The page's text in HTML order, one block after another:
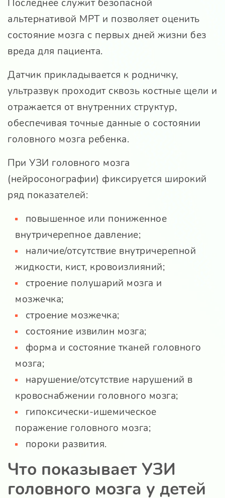
Последнее служит безопасной
альтернативой МРТ и позволяет оценить
состояние мозга с первых дней жизни без
вреда для пациента.
Датчик прикладывается к родничку,
ультразвук проходит сквозь костные щели и
отражается от внутренних структур,
обеспечивая точные данные о состоянии
головного мозга ребенка.
При УЗИ головного мозга
(нейросонографии) фиксируется широкий
ряд показателей:
повышенное или пониженное
внутричерепное давление;
наличие/отсутствие внутричерепной
жидкости, кист, кровоизлияний;
строение полушарий мозга и
мозжечка;
строение мозжечка;
состояние извилин мозга;
форма и состояние тканей головного
мозга;
нарушение/отсутствие нарушений в
кровоснабжении головного мозга;
гипоксически-ишемическое
поражение головного мозга;
пороки развития.
Что показывает УЗИ
головного мозга у детей